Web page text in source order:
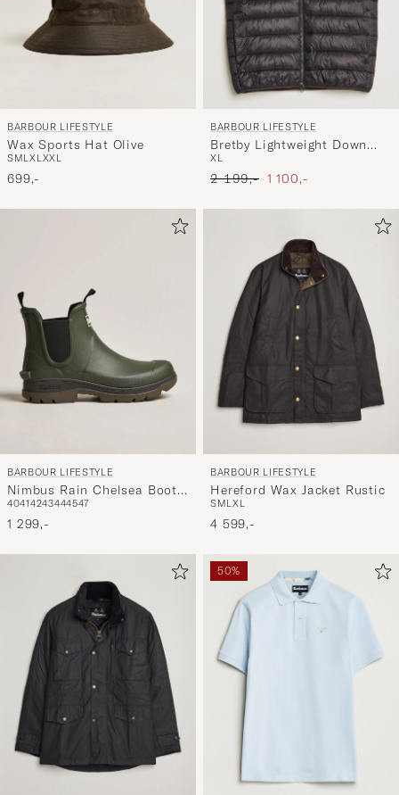
BARBOUR LIFESTYLE
Wax Sports Hat Olive
SMLXLXXL
699,-
BARBOUR LIFESTYLE
Bretby Lightweight Down
Gilet Black
XL
Ordinær pris
2 199,- Nedsatt pris
1 100,-
BARBOUR LIFESTYLE
Nimbus Rain Chelsea Boot
Olive
40414243444547
1 299,-
BARBOUR LIFESTYLE
Hereford Wax Jacket Rustic
SMLXL
4 599,-
50%